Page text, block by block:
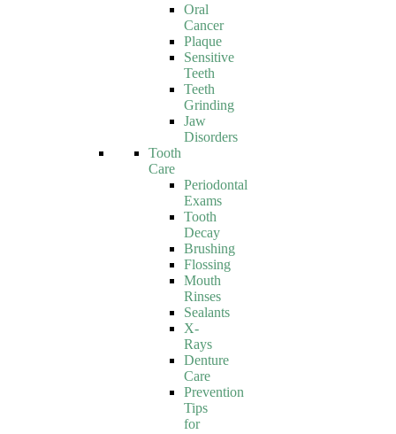
Oral
Cancer
Plaque
Sensitive
Teeth
Teeth
Grinding
Jaw
Disorders
Tooth
Care
Periodontal
Exams
Tooth
Decay
Brushing
Flossing
Mouth
Rinses
Sealants
X-
Rays
Denture
Care
Prevention
Tips
for